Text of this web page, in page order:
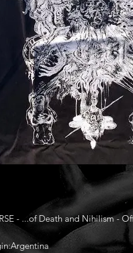
- ...of Death and Nihilism -